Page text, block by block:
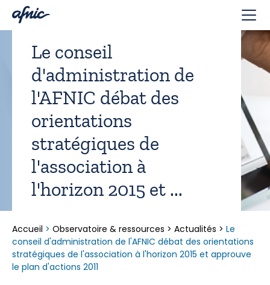
Le conseil
d'administration de
l'AFNIC débat des
orientations
stratégiques de
l'association à
l'horizon 2015 et ...
Accueil > Observatoire & ressources > Actualités > Le
conseil d'administration de l'AFNIC débat des orientations
stratégiques de l'association à l'horizon 2015 et approuve
le plan d'actions 2011
Panneau de gestion des cookies